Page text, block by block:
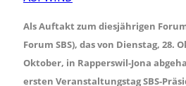
Als Auftakt zum diesjährigen
Forum SBS), das von Dienstag, 28.
Oktober, in Rapperswil-Jona
ersten Veranstaltungstag SBS-